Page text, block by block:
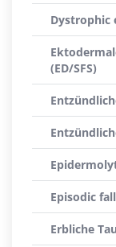
Dystrophic
(ED/SFS)
Episodic
Erbliche